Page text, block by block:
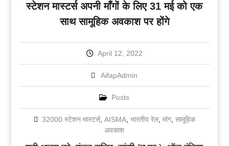
स्टेशन मास्टर्स अपनी माँगों के लिए 31 मई को एक
साथ सामूहिक अवकाश पर होंगे
April 12, 2022
AifapAdmin
Posts
32000 स्टेशन मास्टर्स, AISMA, भारतीय रेल, मांग, सामूहिक
अवकाश